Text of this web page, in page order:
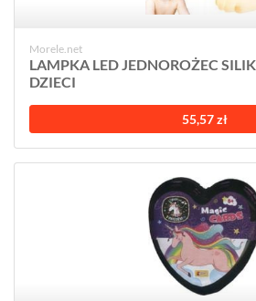
Morele.net
LAMPKA LED JEDNOROŻEC
DZIECI
55,57 zł